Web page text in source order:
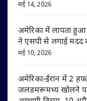
मई 14, 2026
अमेरिका में लापता हुआ
ने एसपी से लगाई मदद
मई 10, 2026
अमेरिका-ईरान में 2
जलडमरूमध्य खोलने पर